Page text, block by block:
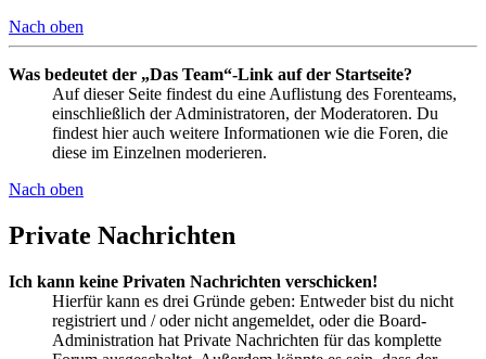
Nach oben
Was bedeutet der „Das Team“-Link auf der Startseite?
Auf dieser Seite findest du eine Auflistung des Forenteams,
einschließlich der Administratoren, der Moderatoren. Du
findest hier auch weitere Informationen wie die Foren, die
diese im Einzelnen moderieren.
Nach oben
Private Nachrichten
Ich kann keine Privaten Nachrichten verschicken!
Hierfür kann es drei Gründe geben: Entweder bist du nicht
registriert und / oder nicht angemeldet, oder die Board-
Administration hat Private Nachrichten für das komplette